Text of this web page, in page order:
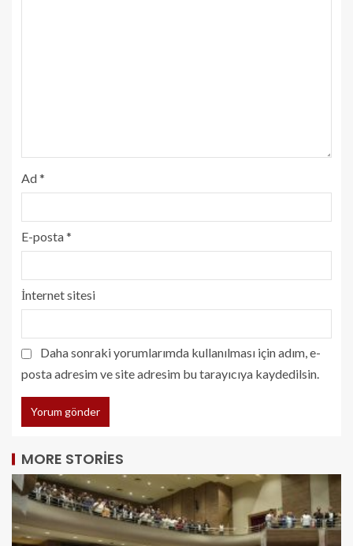
Ad*
E-posta*
İnternet sitesi
Daha sonraki yorumlarımda kullanılması için adım, e-
posta adresim ve site adresim bu tarayıcıya kaydedilsin.
MORE STORIES